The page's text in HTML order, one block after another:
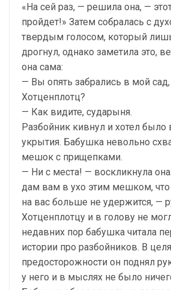
«На сей раз, — решила она, —
пройдет!» Затем собралась с
твердым голосом, который
дрогнул, однако заметила это,
она сама:
— Вы опять забрались в мой сад,
Хотценплотц?
— Как видите, сударыня.
Разбойник кивнул и хотел было
укрытия. Бабушка невольно
мешок с прищепками.
— Ни с места! — воскликнула
дам вам в ухо этим мешком,
на вас больше не удержится, —
Хотценплотцу и в голову не
недавних пор бабушка читала
истории про разбойников. В
предосторожности он поднял
у него и в мыслях не было